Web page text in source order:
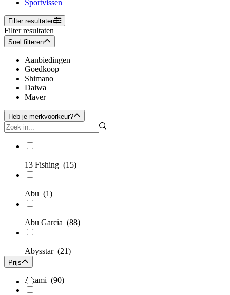
Sportvissen
Filter resultaten
Filter resultaten
Snel filteren
Aanbiedingen
Goedkoop
Shimano
Daiwa
Maver
Heb je merkvoorkeur?
13 Fishing (15)
Abu (1)
Abu Garcia (88)
Abysstar (21)
Akami (90)
Prijs